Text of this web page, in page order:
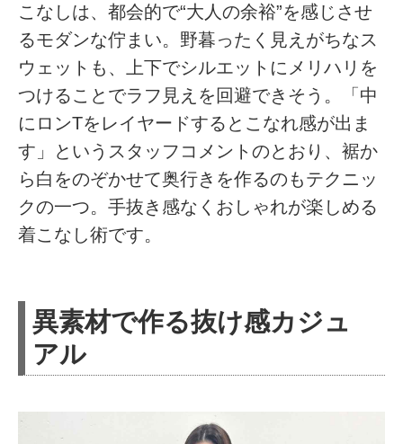
こなしは、都会的で“大人の余裕”を感じさせ
るモダンな佇まい。野暮ったく見えがちなス
ウェットも、上下でシルエットにメリハリを
つけることでラフ見えを回避できそう。「中
にロンTをレイヤードするとこなれ感が出ま
す」というスタッフコメントのとおり、裾か
ら白をのぞかせて奥行きを作るのもテクニッ
クの一つ。手抜き感なくおしゃれが楽しめる
着こなし術です。
異素材で作る抜け感カジュ
アル